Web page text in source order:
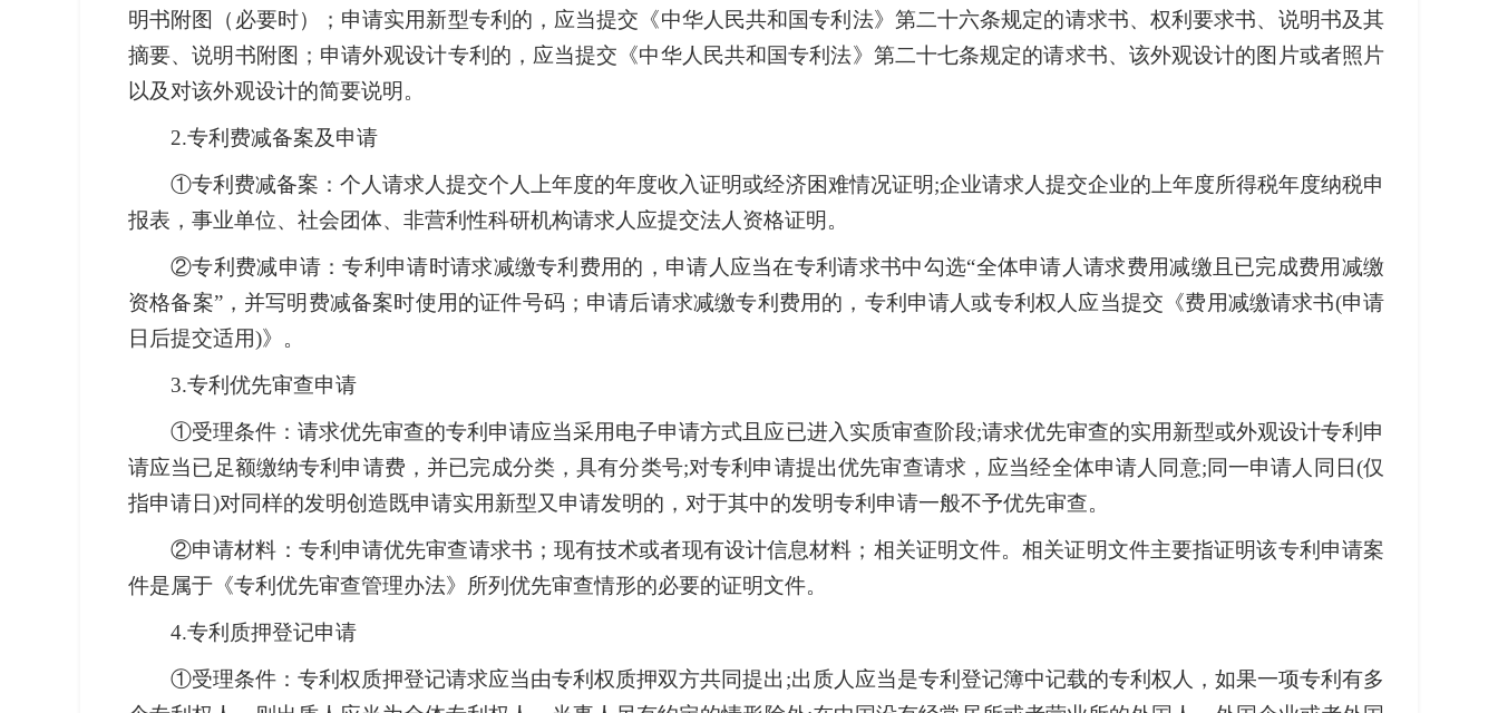
明书附图（必要时）；申请实用新型专利的，应当提交《中华人民共和国专利法》第二十六条规定的请求书、权利要求书、说明书及其
摘要、说明书附图；申请外观设计专利的，应当提交《中华人民共和国专利法》第二十七条规定的请求书、该外观设计的图片或者照片
以及对该外观设计的简要说明。
2.专利费减备案及申请
①专利费减备案：个人请求人提交个人上年度的年度收入证明或经济困难情况证明;企业请求人提交企业的上年度所得税年度纳税申
报表，事业单位、社会团体、非营利性科研机构请求人应提交法人资格证明。
②专利费减申请：专利申请时请求减缴专利费用的，申请人应当在专利请求书中勾选“全体申请人请求费用减缴且已完成费用减缴
资格备案”，并写明费减备案时使用的证件号码；申请后请求减缴专利费用的，专利申请人或专利权人应当提交《费用减缴请求书(申请
日后提交适用)》。
3.专利优先审查申请
①受理条件：请求优先审查的专利申请应当采用电子申请方式且应已进入实质审查阶段;请求优先审查的实用新型或外观设计专利申
请应当已足额缴纳专利申请费，并已完成分类，具有分类号;对专利申请提出优先审查请求，应当经全体申请人同意;同一申请人同日(仅
指申请日)对同样的发明创造既申请实用新型又申请发明的，对于其中的发明专利申请一般不予优先审查。
②申请材料：专利申请优先审查请求书；现有技术或者现有设计信息材料；相关证明文件。相关证明文件主要指证明该专利申请案
件是属于《专利优先审查管理办法》所列优先审查情形的必要的证明文件。
4.专利质押登记申请
①受理条件：专利权质押登记请求应当由专利权质押双方共同提出;出质人应当是专利登记簿中记载的专利权人，如果一项专利有多